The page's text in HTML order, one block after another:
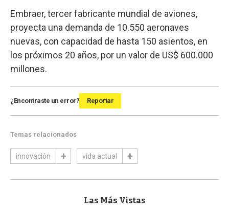
Embraer, tercer fabricante mundial de aviones,
proyecta una demanda de 10.550 aeronaves
nuevas, con capacidad de hasta 150 asientos, en
los próximos 20 años, por un valor de US$ 600.000
millones.
¿Encontraste un error? Reportar
Temas relacionados
innovación vida actual
Las Más Vistas